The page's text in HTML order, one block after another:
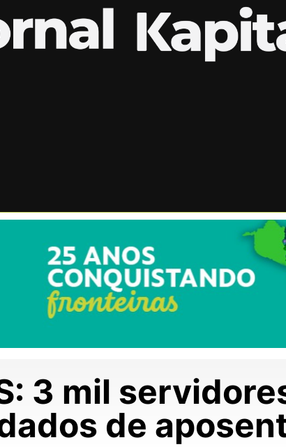
3 mil
de